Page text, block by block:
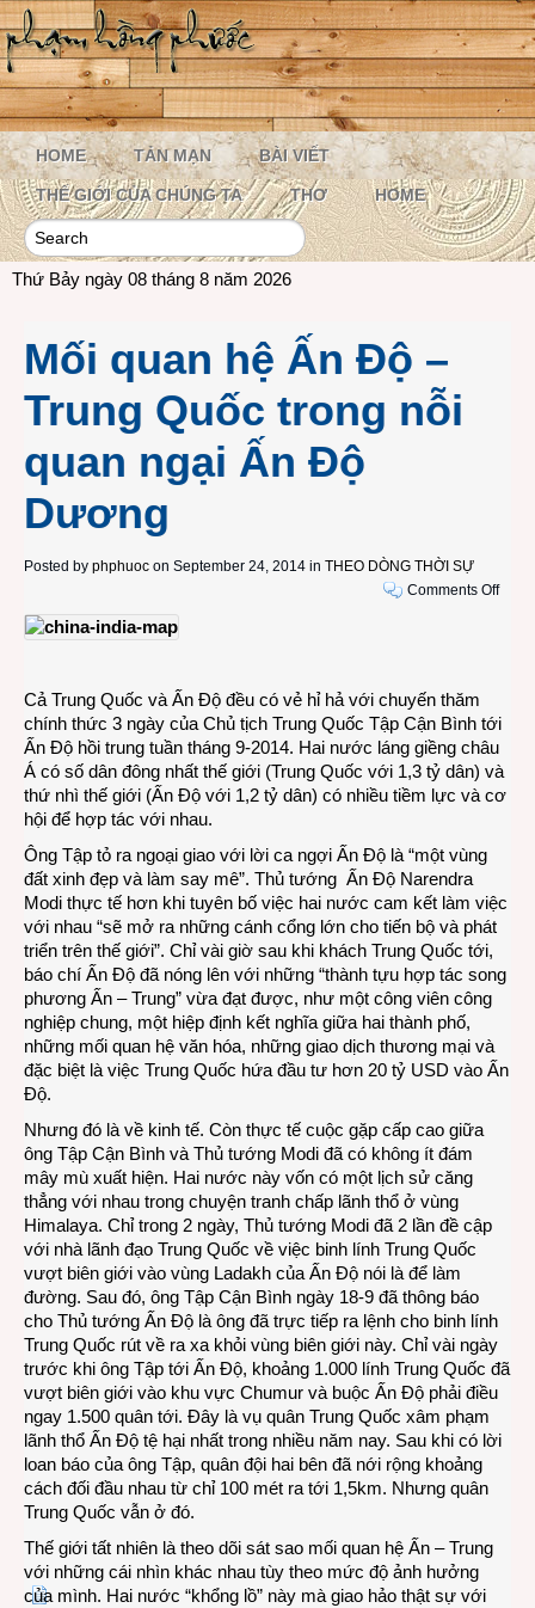
HOME TẢN MẠN BÀI VIẾT
THẾ GIỚI CỦA CHÚNG TA THƠ HOME
Thứ Bảy ngày 08 tháng 8 năm 2026
Mối quan hệ Ấn Độ –
Trung Quốc trong nỗi
quan ngại Ấn Độ
Dương
Posted by phphuoc on September 24, 2014 in THEO DÒNG THỜI SỰ
Comments Offon
–
Trung
Quốc
trong
Ấn
Cả Trung Quốc và Ấn Độ đều có vẻ hỉ hả với chuyến thăm
chính thức 3 ngày của Chủ tịch Trung Quốc Tập Cận Bình tới
Ấn Độ hồi trung tuần tháng 9-2014. Hai nước láng giềng châu
Á có số dân đông nhất thế giới (Trung Quốc với 1,3 tỷ dân) và
thứ nhì thế giới (Ấn Độ với 1,2 tỷ dân) có nhiều tiềm lực và cơ
hội để hợp tác với nhau.
Ông Tập tỏ ra ngoại giao với lời ca ngợi Ấn Độ là “một vùng
đất xinh đẹp và làm say mê”. Thủ tướng Ấn Độ Narendra
Modi thực tế hơn khi tuyên bố việc hai nước cam kết làm việc
với nhau “sẽ mở ra những cánh cổng lớn cho tiến bộ và phát
triển trên thế giới”. Chỉ vài giờ sau khi khách Trung Quốc tới,
báo chí Ấn Độ đã nóng lên với những “thành tựu hợp tác song
phương Ấn – Trung” vừa đạt được, như một công viên công
nghiệp chung, một hiệp định kết nghĩa giữa hai thành phố,
những mối quan hệ văn hóa, những giao dịch thương mại và
đặc biệt là việc Trung Quốc hứa đầu tư hơn 20 tỷ USD vào Ấn
Độ.
Nhưng đó là về kinh tế. Còn thực tế cuộc gặp cấp cao giữa
ông Tập Cận Bình và Thủ tướng Modi đã có không ít đám
mây mù xuất hiện. Hai nước này vốn có một lịch sử căng
thẳng với nhau trong chuyện tranh chấp lãnh thổ ở vùng
Himalaya. Chỉ trong 2 ngày, Thủ tướng Modi đã 2 lần đề cập
với nhà lãnh đạo Trung Quốc về việc binh lính Trung Quốc
vượt biên giới vào vùng Ladakh của Ấn Độ nói là để làm
đường. Sau đó, ông Tập Cận Bình ngày 18-9 đã thông báo
cho Thủ tướng Ấn Độ là ông đã trực tiếp ra lệnh cho binh lính
Trung Quốc rút về ra xa khỏi vùng biên giới này. Chỉ vài ngày
trước khi ông Tập tới Ấn Độ, khoảng 1.000 lính Trung Quốc đã
vượt biên giới vào khu vực Chumur và buộc Ấn Độ phải điều
ngay 1.500 quân tới. Đây là vụ quân Trung Quốc xâm phạm
lãnh thổ Ấn Độ tệ hại nhất trong nhiều năm nay. Sau khi có lời
loan báo của ông Tập, quân đội hai bên đã nới rộng khoảng
cách đối đầu nhau từ chỉ 100 mét ra tới 1,5km. Nhưng quân
Trung Quốc vẫn ở đó.
Thế giới tất nhiên là theo dõi sát sao mối quan hệ Ấn – Trung
với những cái nhìn khác nhau tùy theo mức độ ảnh hưởng
của mình. Hai nước “khổng lồ” này mà giao hảo thật sự với